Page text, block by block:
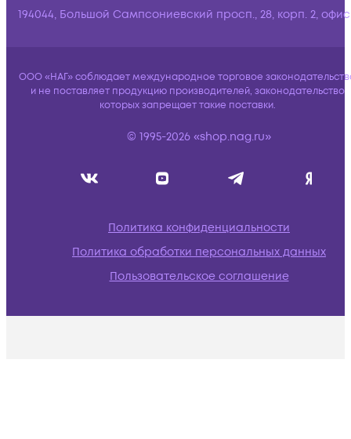
194044, Большой Сампсониевский просп., 28, корп. 2,
ООО «НАГ» соблюдает международное торговое
и не поставляет продукцию производителей, законодательство
которых запрещает такие поставки.
© 1995-2026 «shop.nag.ru»
Политика конфиденциальности
Политика обработки персональных данных
Пользовательское соглашение